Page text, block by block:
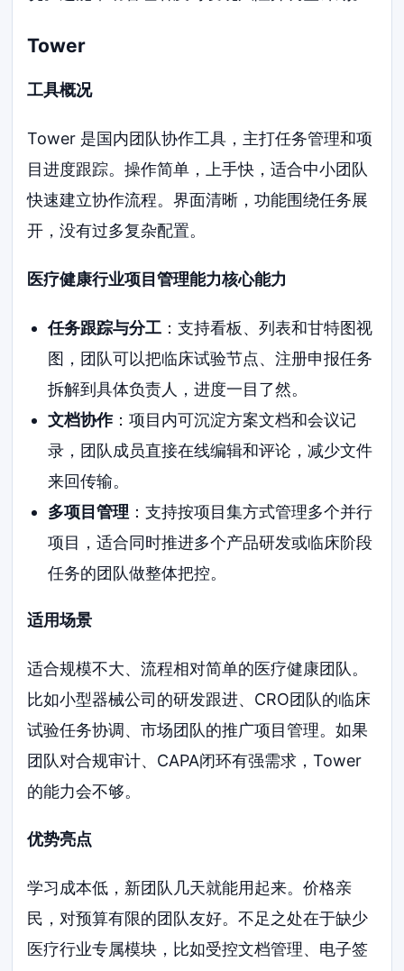
Tower
工具概况
Tower 是国内团队协作工具，主打任务管理和项
目进度跟踪。操作简单，上手快，适合中小团队
快速建立协作流程。界面清晰，功能围绕任务展
开，没有过多复杂配置。
医疗健康行业项目管理能力核心能力
任务跟踪与分工：支持看板、列表和甘特图视
图，团队可以把临床试验节点、注册申报任务
拆解到具体负责人，进度一目了然。
文档协作：项目内可沉淀方案文档和会议记
录，团队成员直接在线编辑和评论，减少文件
来回传输。
多项目管理 ：支持按项目集方式管理多个并行
项目，适合同时推进多个产品研发或临床阶段
任务的团队做整体把控。
适用场景
适合规模不大、流程相对简单的医疗健康团队。
比如小型器械公司的研发跟进、CRO团队的临床
试验任务协调、市场团队的推广项目管理。如果
团队对合规审计、CAPA闭环有强需求，Tower
的能力会不够。
优势亮点
学习成本低，新团队几天就能用起来。价格亲
民，对预算有限的团队友好。不足之处在于缺少
医疗行业专属模块，比如受控文档管理、电子签